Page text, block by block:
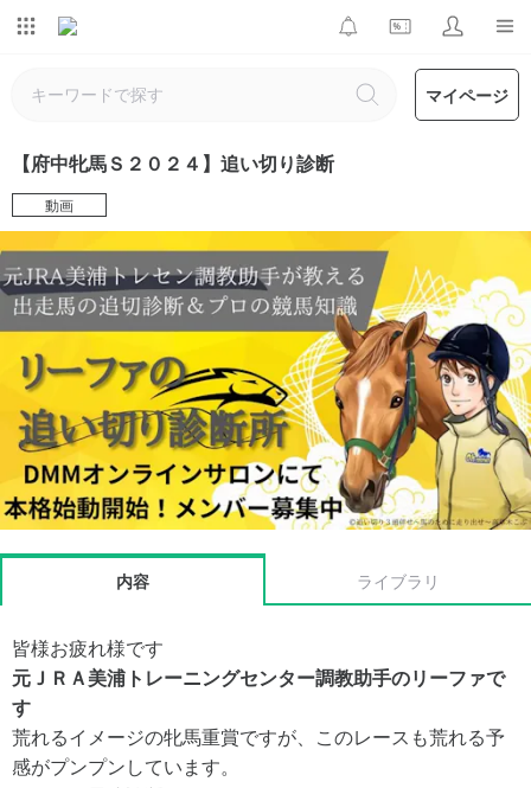
マイページ
【府中牝馬Ｓ２０２４】追い切り診断
動画
内容 ライブラリ
皆様お疲れ様です
元ＪＲＡ美浦トレーニングセンター調教助手のリーファで
す
荒れるイメージの牝馬重賞ですが、このレースも荒れる予
感がプンプンしています。